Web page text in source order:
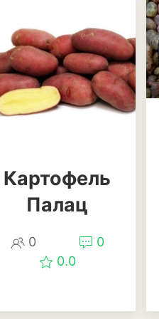
Флокс
Форзиция
Фуксия
Зерновые
Картофель
Палац
0
0
0.0